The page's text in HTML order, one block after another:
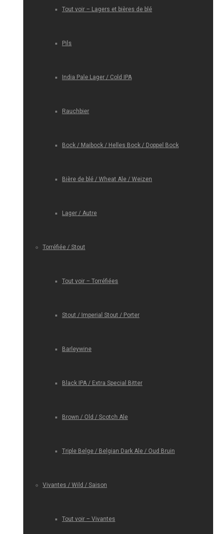
Tout voir – Lagers et bières de blé
Pils
India Pale Lager / Cold IPA
Rauchbier
Bock / Maibock / Helles Bock / Doppel Bock
Bière de blé / Wheat Ale / Weizen
Lager / Autre
Torréfiée / Stout
Tout voir – Torréfiées
Stout / Imperial Stout / Porter
Barleywine
Black IPA / Extra Special Bitter
Brown / Old / Scotch Ale
Triple Belge / Belgian Dark Ale / Oud Bruin
Vivantes / Wild / Saison
Tout voir – Vivantes